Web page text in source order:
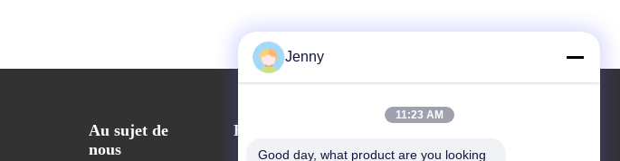
Au sujet de
nous
Événements
Jenny
11:23 AM
Good day, what product are you looking